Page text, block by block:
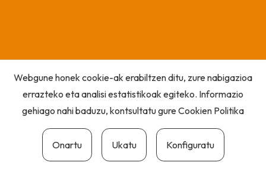
Webgune honek cookie-ak erabiltzen ditu, zure nabigazioa
errazteko eta analisi estatistikoak egiteko. Informazio
gehiago nahi baduzu, kontsultatu gureCookien Politika
Onartu Ukatu Konfiguratu